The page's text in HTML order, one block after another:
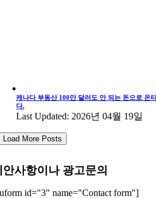
캐나다 부동산 100만 달러도 안 되는 돈으로 온
다.
Last Updated: 2026년 04월 19일
Load More Posts
안사항이나 광고문의
id="3" name="Contact form"]